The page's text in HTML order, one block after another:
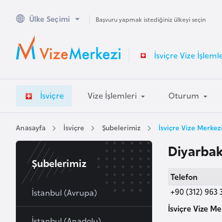
Ülke Seçimi Başvuru yapmak istediğiniz ülkeyi seçin
İsviçre Vize
İsviçre Vize İşlemleri Oturum
Anasayfa İsviçre Şubelerimiz İsviçre Vize
Telefon
+90 (312) 963
İsviçre Vize
Şubelerimiz
İstanbul (Avrupa)
A
u
s
a
l
A
u
s
t